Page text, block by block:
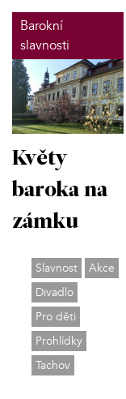
Barokní
slavnosti
Květy
baroka na
zámku
Slavnost
Akce
Divadlo
Pro děti
Prohlídky
Tachov